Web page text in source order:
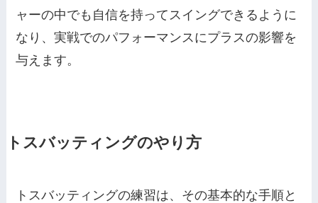
ャーの中でも自信を持ってスイングできるように
なり、実戦でのパフォーマンスにプラスの影響を
与えます。
トスバッティングのやり方
トスバッティングの練習は、その基本的な手順と